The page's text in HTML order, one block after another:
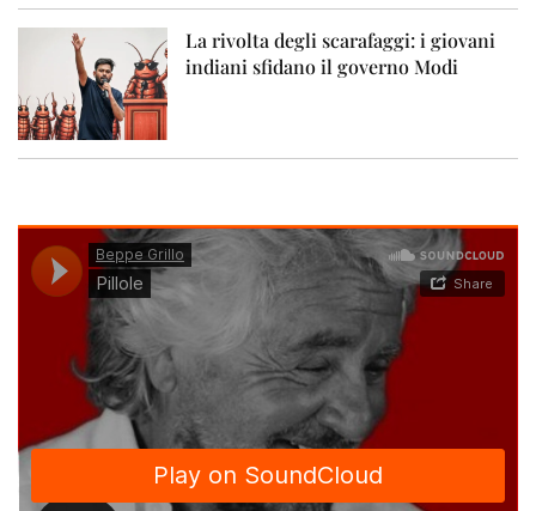
La rivolta degli scarafaggi: i giovani
indiani sfidano il governo Modi